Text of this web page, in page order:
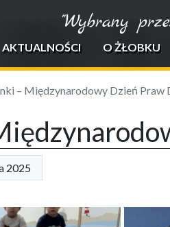
"Wybrany
AKTUALNOŚCI O ŻŁOBKU
– Międzynarodowy Dzień Praw
2025